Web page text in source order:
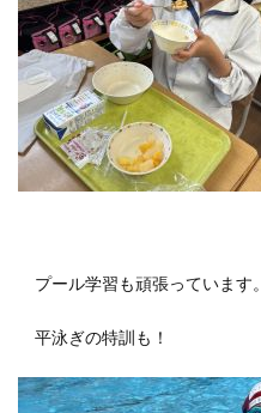
プール学習も頑張っています。
平泳ぎの特訓も！